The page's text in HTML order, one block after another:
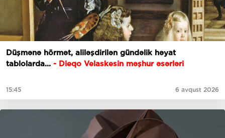
Düşmənə hörmət, aliləşdirilən gündəlik həyat
tablolarda... - Dieqo Velaskesin məşhur əsərləri
15:45 6 avqust 2026